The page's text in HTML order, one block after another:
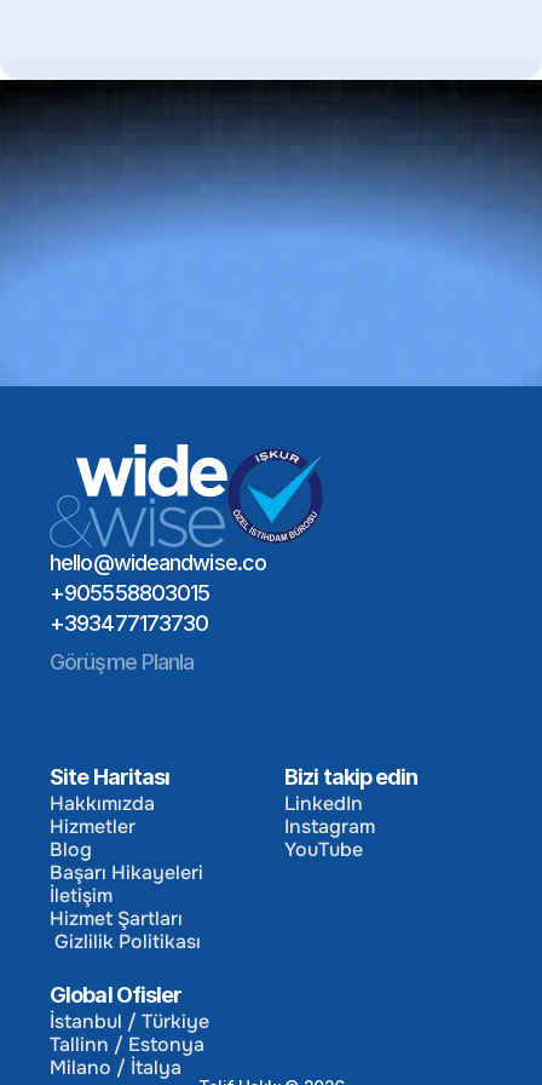
Doğru
Bir Toplantı Planlayın
hello@wideandwise.co
+905558803015
+393477173730
Görüşme Planla
Site Haritası
Hakkımızda
Hakkımızda
Hizmetler
Hizmetler
Blog
Blog
Başarı Hikayeleri
Başarı Hikayeleri
İletişim
İletişim
Hizmet Şartları
Hizmet Şartları
Gizlilik Politikası
Bizi takip edin
LinkedIn
LinkedIn
Instagram
Instagram
YouTube
Global Ofisler
İstanbul / Türkiye
İstanbul / Türkiye
Tallinn / Estonya
Tallinn / Estonya
Milano / İtalya